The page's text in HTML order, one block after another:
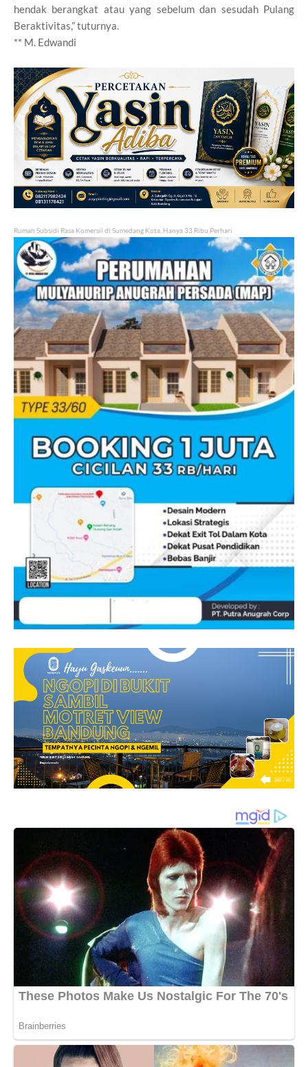
hendak berangkat atau yang sebelum dan sesudah Pulang
Beraktivitas,” tuturnya.
** M. Edwandi
Rumah Subsidi Rasa Komersil di Sumedang Kota, Hanya 33 Ribu Perhari